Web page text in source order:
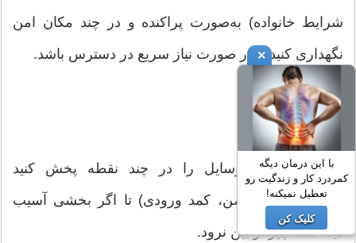
شرایط خانواده) به‌صورت پراکنده و در چند مکان امن
نگهداری کنید تا در صورت نیاز سریع در دسترس باشد.
نکات نهایی و مهم
محل نگهداری: وسایل را در چند نقطه پخش کنید
(آشپزخانه، اتاق امن، کمد ورودی) تا اگر بخشی آسیب
دید، همه چیز از بین نرود.
×
با این درمان دیگه
کمردرد کار و زندگیت رو
تعطیل نمیکنه!
کلیک کن